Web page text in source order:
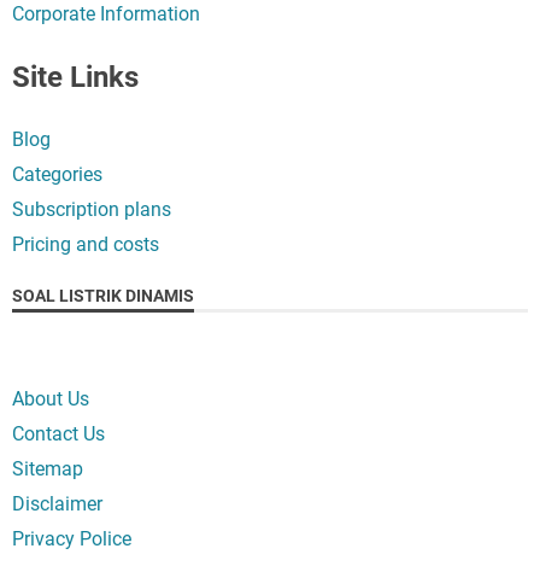
Corporate Information
Site Links
Blog
Categories
Subscription plans
Pricing and costs
SOAL LISTRIK DINAMIS
About Us
Contact Us
Sitemap
Disclaimer
Privacy Police